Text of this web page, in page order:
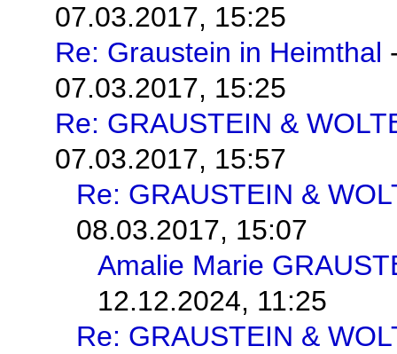
07.03.2017, 15:25
Re: Graustein in Heimthal
07.03.2017, 15:25
Re: GRAUSTEIN &
07.03.2017, 15:57
Re: GRAUSTEIN &
08.03.2017, 15:07
Amalie Marie
12.12.2024, 11:25
Re: GRAUSTEIN &